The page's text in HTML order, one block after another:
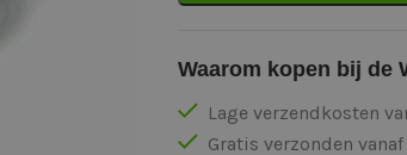
Waarom kopen bij de
Lage verzendkosten
Gratis verzonden